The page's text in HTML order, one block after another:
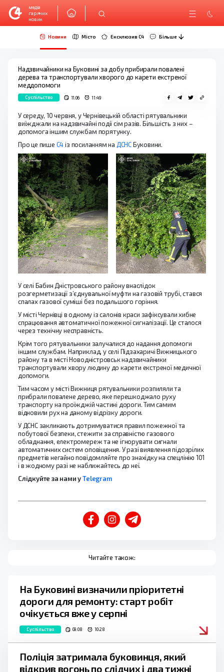
медіа
гарячих
новин
Новини Місто Ексклюзив C4 Більше
Надзвичайники на Буковині за добу прибирали повалені
дерева та транспортували хворого до карети екстреної
меддопомоги
Суспільство 11.06 11:49
У середу, 10 червня, у Чернівецькій області рятувальники
виїжджали на надзвичайні події сім разів. Більшість з них –
допомога іншим службам порятунку.
Про це пише С4із посиланням на ДСНСБуковини.
У селі Бабин Дністровського району внаслідок
розгерметизації з’єднувальної муфти на газовій трубі, стався
спалах газової суміші без подальшого горіння.
У місті Чернівці в одному із салонів краси зафіксували хибне
спрацювання автоматичної пожежної сигналізації. Це сталося
через технічну несправність.
Крім того рятувальники залучалися до надання допомоги
іншим службам. Наприклад, у селі Підзахаричі Вижницького
району та в місті Новодністровськ надзвичайники
транспортували хвору людину до карети екстреної медичної
допомоги.
Тим часом у місті Вижниця рятувальники розпиляли та
прибрали повалене дерево, яке перешкоджало руху
транспорту на проїжджій частині дороги. Тим самим
відновили рух на даному відрізку дороги.
У ДСНС закликають дотримуватися правил пожежної та
побутової безпеки, стежити за справністю газового
обладнання, електромереж та не ігнорувати сигнали
автоматичних систем оповіщення. У разі виявлення підозрілих
предметів негайно повідомляйте про знахідку на спецлінію 101
і в жодному разі не наближайтесь до неї.
Слідкуйте за нами уTelegram
Читайте також:
На Буковині визначили пріоритетні
дороги для ремонту: старт робіт
очікується вже у серпні
Суспільство 09.08 10:28
Поліція затримала буковинця, який
відкрив вогонь по слідчих і два тижні